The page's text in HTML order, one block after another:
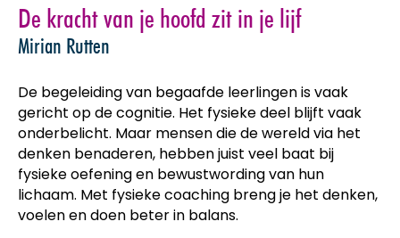
De kracht van je hoofd zit in je lijf
Mirian Rutten
De begeleiding van begaafde leerlingen is vaak
gericht op de cognitie. Het fysieke deel blijft vaak
onderbelicht. Maar mensen die de wereld via het
denken benaderen, hebben juist veel baat bij
fysieke oefening en bewustwording van hun
lichaam. Met fysieke coaching breng je het denken,
voelen en doen beter in balans.